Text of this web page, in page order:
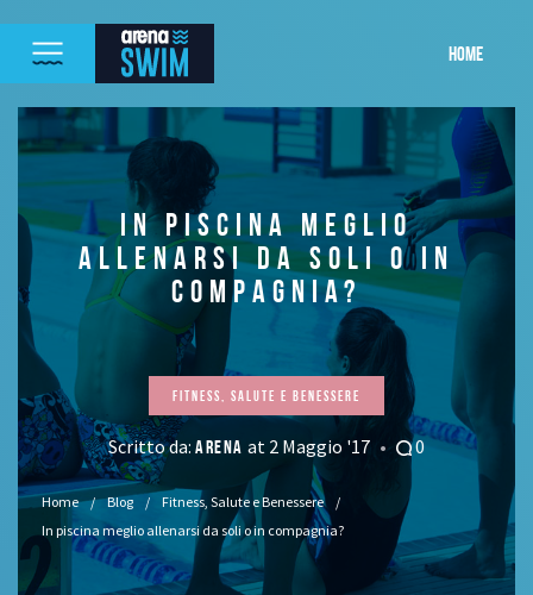
HOME
IN PISCINA MEGLIO
ALLENARSI DA SOLI O IN
COMPAGNIA?
Fitness, Salute e Benessere
Scritto da: ARENA at 2 Maggio '17 0
Home Blog
Fitness, Salute e Benessere
In piscina meglio allenarsi da soli o in compagnia?